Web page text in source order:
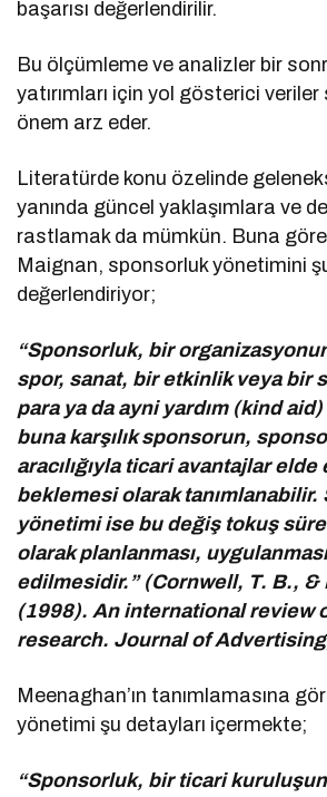
başarısı değerlendirilir.
Bu ölçümleme ve analizler bir
yatırımları için yol gösterici veriler
önem arz eder.
Literatürde konu özelinde
yanında güncel yaklaşımlara ve
rastlamak da mümkün. Buna
Maignan, sponsorluk yönetimini
değerlendiriyor;
“Sponsorluk, bir
spor, sanat, bir etkinlik veya bir
para ya da ayni yardım (kind aid)
buna karşılık sponsorun,
aracılığıyla ticari avantajlar elde
beklemesi olarak tanımlanabilir.
yönetimi ise bu değiş tokuş
olarak planlanması,
edilmesidir.” (Cornwell, T. B., &
(1998). An international review
research. Journal of
Meenaghan’ın tanımlamasına
yönetimi şu detayları içermekte;
“Sponsorluk, bir ticari